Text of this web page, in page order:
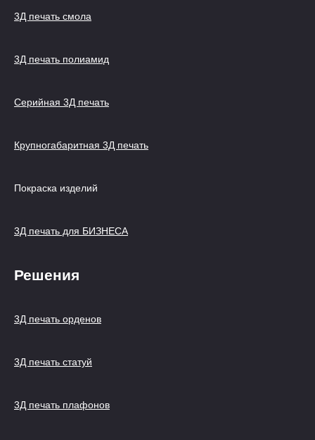
3Д печать смола
3Д печать полиамид
Серийная 3Д печать
Крупногабаритная 3Д печать
Покраска изделий
3Д печать для БИЗНЕСА
Решения
3Д печать орденов
3Д печать статуй
3Д печать плафонов